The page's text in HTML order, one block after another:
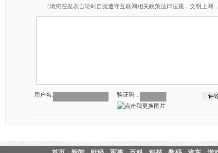
（请您在发表言论时自觉遵守互联网相关政策法律法规，文明上网
用户名: 验证码：